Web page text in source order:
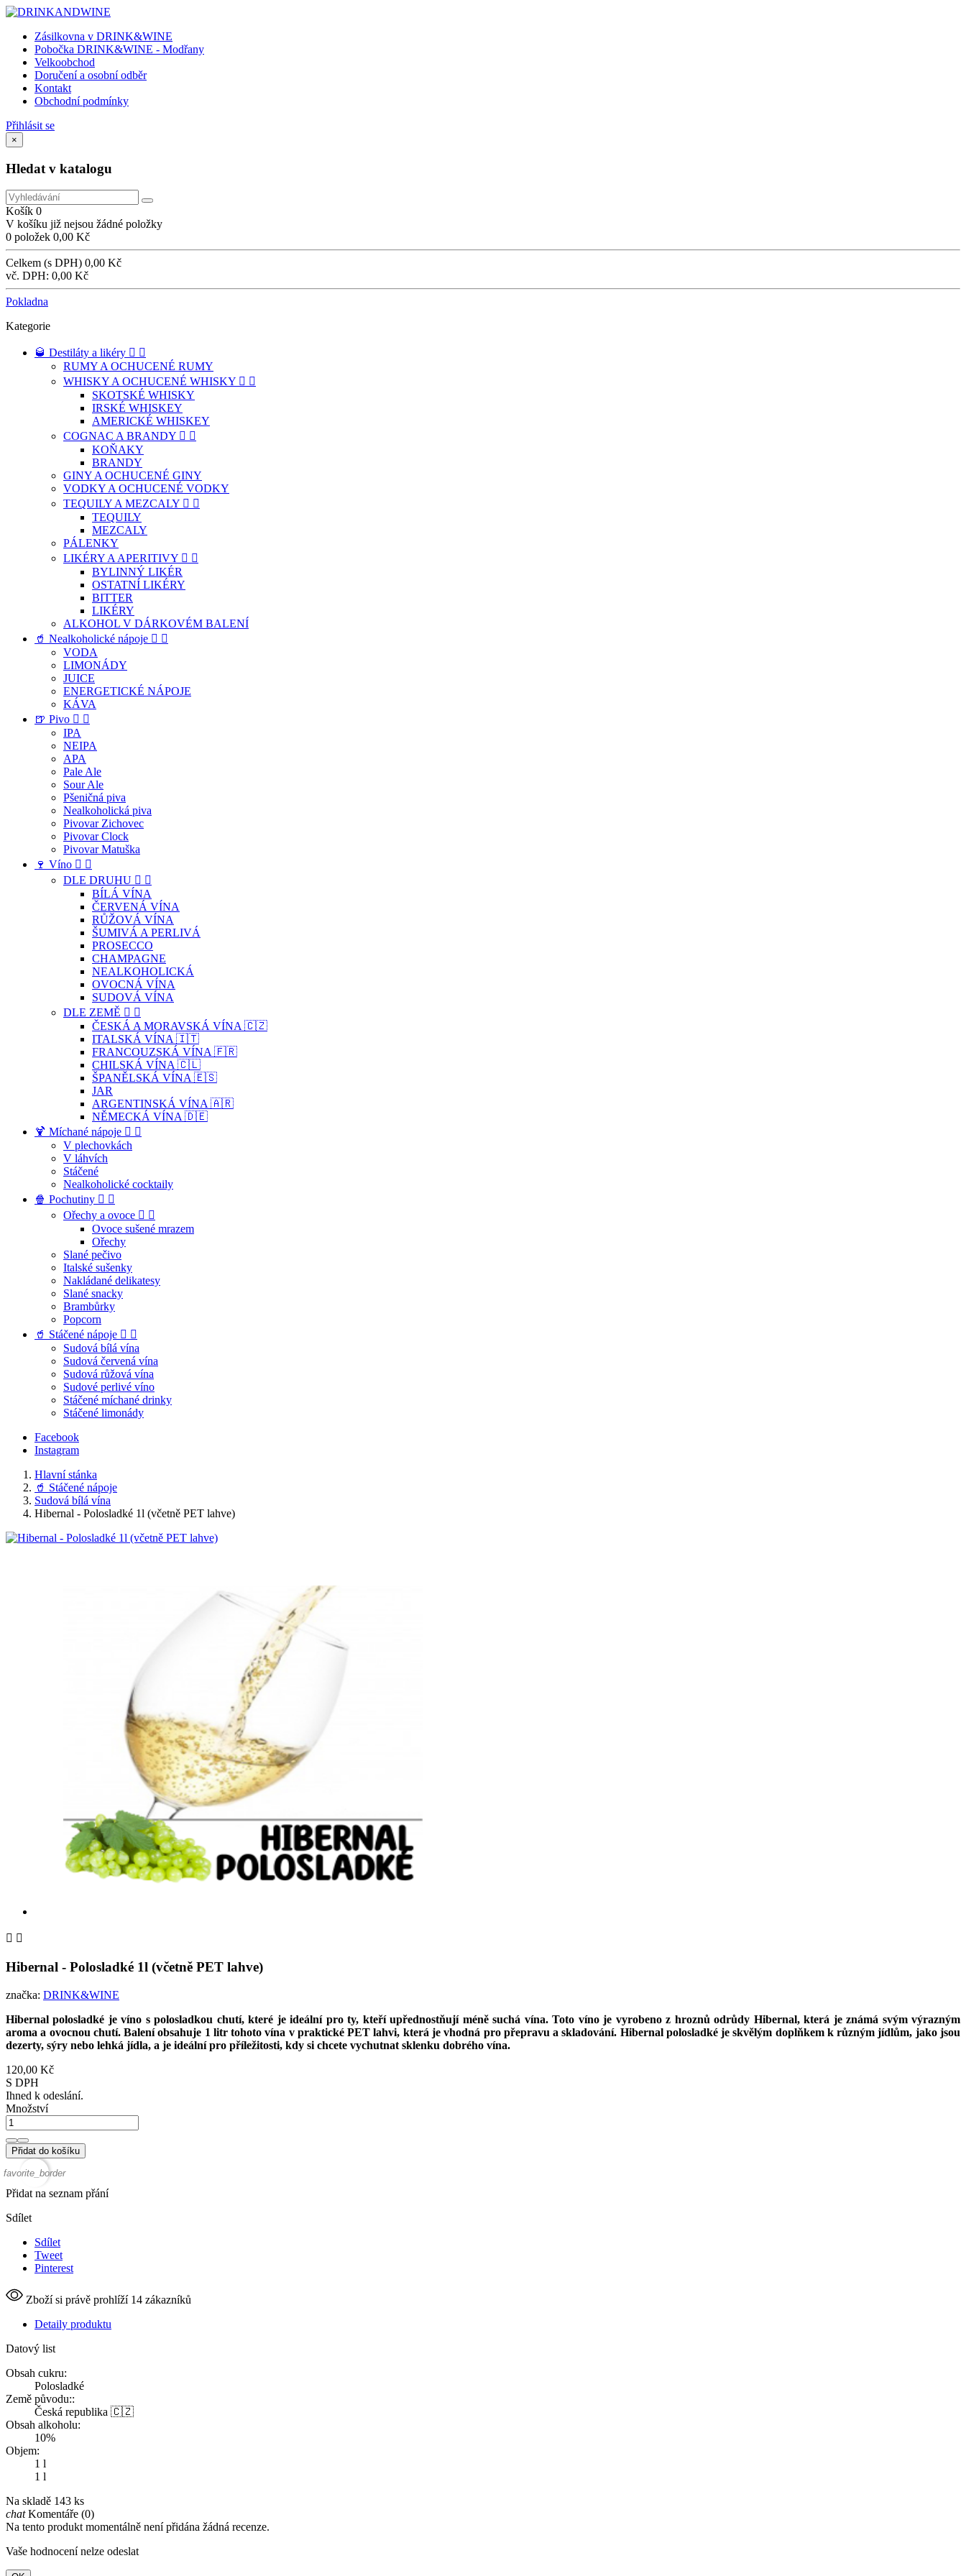
Zásilkovna v DRINK&WINE
Pobočka DRINK&WINE - Modřany
Velkoobchod
Doručení a osobní odběr
Kontakt
Obchodní podmínky
Přihlásit se
×
Hledat v katalogu
Košík 0
V košíku již nejsou žádné položky
0 položek 0,00 Kč
Celkem (s DPH) 0,00 Kč
vč. DPH: 0,00 Kč
Pokladna
Kategorie
🥃 Destiláty a likéry  
RUMY A OCHUCENÉ RUMY
WHISKY A OCHUCENÉ WHISKY  
SKOTSKÉ WHISKY
IRSKÉ WHISKEY
AMERICKÉ WHISKEY
COGNAC A BRANDY  
KOŇAKY
BRANDY
GINY A OCHUCENÉ GINY
VODKY A OCHUCENÉ VODKY
TEQUILY A MEZCALY  
TEQUILY
MEZCALY
PÁLENKY
LIKÉRY A APERITIVY  
BYLINNÝ LIKÉR
OSTATNÍ LIKÉRY
BITTER
LIKÉRY
ALKOHOL V DÁRKOVÉM BALENÍ
🥤 Nealkoholické nápoje  
VODA
LIMONÁDY
JUICE
ENERGETICKÉ NÁPOJE
KÁVA
🍺 Pivo  
IPA
NEIPA
APA
Pale Ale
Sour Ale
Pšeničná piva
Nealkoholická piva
Pivovar Zichovec
Pivovar Clock
Pivovar Matuška
🍷 Víno  
DLE DRUHU  
BÍLÁ VÍNA
ČERVENÁ VÍNA
RŮŽOVÁ VÍNA
ŠUMIVÁ A PERLIVÁ
PROSECCO
CHAMPAGNE
NEALKOHOLICKÁ
OVOCNÁ VÍNA
SUDOVÁ VÍNA
DLE ZEMĚ  
ČESKÁ A MORAVSKÁ VÍNA 🇨🇿
ITALSKÁ VÍNA 🇮🇹
FRANCOUZSKÁ VÍNA 🇫🇷
CHILSKÁ VÍNA 🇨🇱
ŠPANĚLSKÁ VÍNA 🇪🇸
JAR
ARGENTINSKÁ VÍNA 🇦🇷
NĚMECKÁ VÍNA 🇩🇪
🍹 Míchané nápoje  
V plechovkách
V láhvích
Stáčené
Nealkoholické cocktaily
🍿 Pochutiny  
Ořechy a ovoce  
Ovoce sušené mrazem
Ořechy
Slané pečivo
Italské sušenky
Nakládané delikatesy
Slané snacky
Brambůrky
Popcorn
🥤 Stáčené nápoje  
Sudová bílá vína
Sudová červená vína
Sudová růžová vína
Sudové perlivé víno
Stáčené míchané drinky
Stáčené limonády
Facebook
Instagram
Hlavní stánka
🥤 Stáčené nápoje
Sudová bílá vína
Hibernal - Polosladké 1l (včetně PET lahve)
 
Hibernal - Polosladké 1l (včetně PET lahve)
značka: DRINK&WINE
Hibernal polosladké je víno s polosladkou chutí, které je ideální pro ty, kteří upřednostňují méně suchá vína. Toto víno je vyrobeno z hroznů odrůdy Hibernal, která je známá svým výrazným
aroma a ovocnou chutí. Balení obsahuje 1 litr tohoto vína v praktické PET lahvi, která je vhodná pro přepravu a skladování. Hibernal polosladké je skvělým doplňkem k různým jídlům, jako jsou
dezerty, sýry nebo lehká jídla, a je ideální pro příležitosti, kdy si chcete vychutnat sklenku dobrého vína.
120,00 Kč
S DPH
Ihned k odeslání.
Množství
Přidat do košíku
favorite_border
Přidat na seznam přání
Sdílet
Sdílet
Tweet
Pinterest
Zboží si právě prohlíží 14 zákazníků
Detaily produktu
Datový list
Obsah cukru:
Polosladké
Země původu::
Česká republika 🇨🇿
Obsah alkoholu:
10%
Objem:
1 l
1 l
Na skladě 143 ks
chatKomentáře (0)
Na tento produkt momentálně není přidána žádná recenze.
Vaše hodnocení nelze odeslat